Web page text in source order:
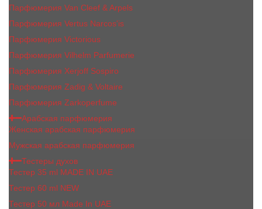
Парфюмерия Van Cleef & Arpels
Парфюмерия Vertus Narcos'is
Парфюмерия Victorious
Парфюмерия Vilhelm Parfumerie
Парфюмерия Xerjoff Sospiro
Парфюмерия Zadig & Voltaire
Парфюмерия Zarkoperfume
Арабская парфюмерия
Женская арабская парфюмерия
Мужская арабская парфюмерия
Тестеры духов
Тестер 35 ml MADE IN UAE
Тестер 60 ml NEW
Тестер 50 мл Made In UAE